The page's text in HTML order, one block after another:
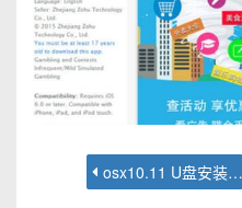
osx10.11 U盘安装盘制作步骤